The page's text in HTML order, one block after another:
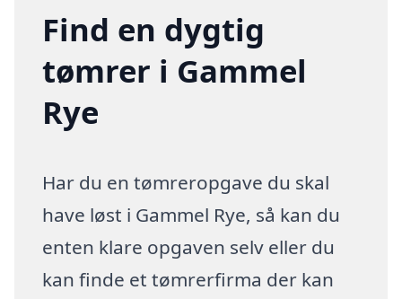
Find en dygtig
tømrer i Gammel
Rye
Har du en tømreropgave du skal
have løst i Gammel Rye, så kan du
enten klare opgaven selv eller du
kan finde et tømrerfirma der kan